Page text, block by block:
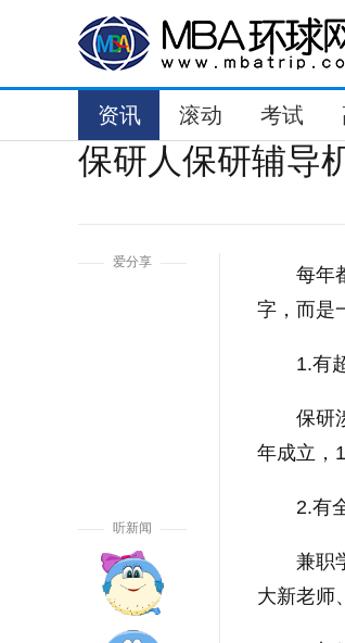
资讯 滚动 考试
保研人保研辅导
爱分享
听新闻
每年
字，而是
1.有
保研
年成立，
2.有
兼职
大新老师